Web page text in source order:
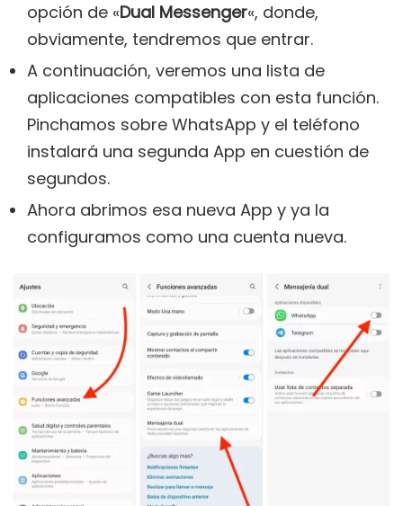
opción de «Dual Messenger«, donde,
obviamente, tendremos que entrar.
A continuación, veremos una lista de
aplicaciones compatibles con esta función.
Pinchamos sobre WhatsApp y el teléfono
instalará una segunda App en cuestión de
segundos.
Ahora abrimos esa nueva App y ya la
configuramos como una cuenta nueva.